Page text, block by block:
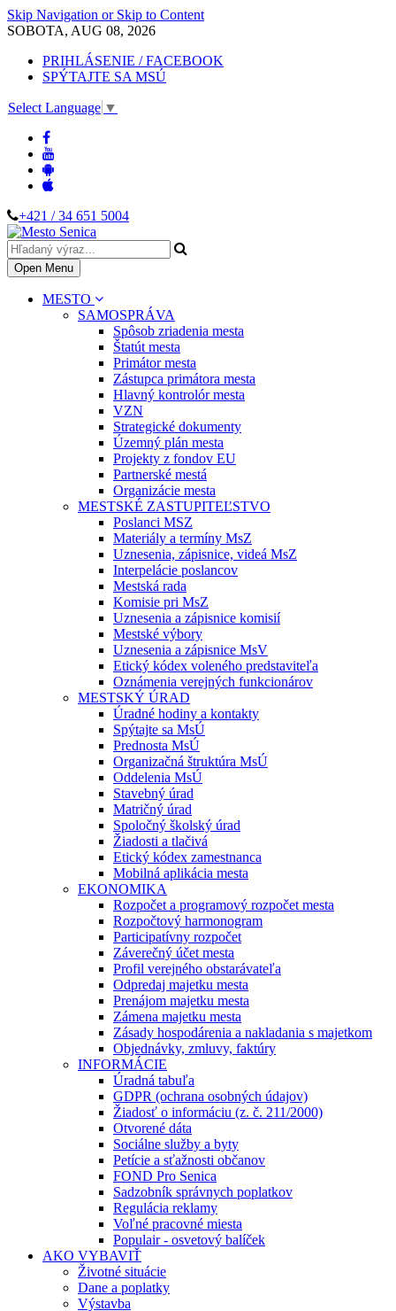
Skip Navigation or Skip to Content
SOBOTA, AUG 08, 2026
PRIHLÁSENIE / FACEBOOK
SPÝTAJTE SA MSÚ
Select Language ▼
+421 / 34 651 5004
Open Menu
MESTO
SAMOSPRÁVA
Spôsob zriadenia mesta
Štatút mesta
Primátor mesta
Zástupca primátora mesta
Hlavný kontrolór mesta
VZN
Strategické dokumenty
Územný plán mesta
Projekty z fondov EU
Partnerské mestá
Organizácie mesta
MESTSKÉ ZASTUPITEĽSTVO
Poslanci MSZ
Materiály a termíny MsZ
Uznesenia, zápisnice, videá MsZ
Interpelácie poslancov
Mestská rada
Komisie pri MsZ
Uznesenia a zápisnice komisií
Mestské výbory
Uznesenia a zápisnice MsV
Etický kódex voleného predstaviteľa
Oznámenia verejných funkcionárov
MESTSKÝ ÚRAD
Úradné hodiny a kontakty
Spýtajte sa MsÚ
Prednosta MsÚ
Organizačná štruktúra MsÚ
Oddelenia MsÚ
Stavebný úrad
Matričný úrad
Spoločný školský úrad
Žiadosti a tlačivá
Etický kódex zamestnanca
Mobilná aplikácia mesta
EKONOMIKA
Rozpočet a programový rozpočet mesta
Rozpočtový harmonogram
Participatívny rozpočet
Záverečný účet mesta
Profil verejného obstarávateľa
Odpredaj majetku mesta
Prenájom majetku mesta
Zámena majetku mesta
Zásady hospodárenia a nakladania s majetkom
Objednávky, zmluvy, faktúry
INFORMÁCIE
Úradná tabuľa
GDPR (ochrana osobných údajov)
Žiadosť o informáciu (z. č. 211/2000)
Otvorené dáta
Sociálne služby a byty
Petície a sťažnosti občanov
FOND Pro Senica
Sadzobník správnych poplatkov
Regulácia reklamy
Voľné pracovné miesta
Populair - osvetový balíček
AKO VYBAVIŤ
Životné situácie
Dane a poplatky
Výstavba